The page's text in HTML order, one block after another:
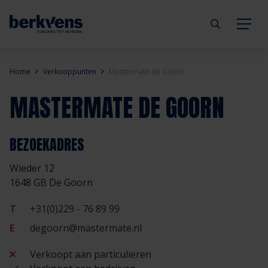
Deuren
Hang- & sluitwerk
Diensten
Technische documentatie
Eengezinswoning
Utiliteitsgebouw
Prefab woning
Aannemer
Projectontwikkelaar
Handelspartner
Inbraakwerend
Geluidwerend
Rookwerend
Duurzaamheid
mijndeur.nl
Inspiratie
Verkooppunten
Veelgestelde vragen
Blog
Duurzaamheid
GND Garantiedeuren
Werken bij Berkvens
Home Verkooppunten Mastermate de Goorn
MASTERMATE DE GOORN
BEZOEKADRES
Wieder 12
1648 GB De Goorn
T
+31(0)229 - 76 89 99
E
degoorn@mastermate.nl
Verkoopt aan particulieren